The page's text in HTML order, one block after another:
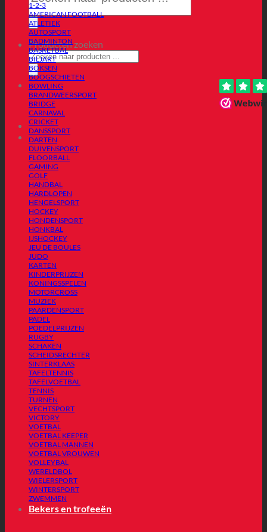
Producten zoeken
1-2-3
AMERICAN FOOTBALL
ATLETIEK
AUTOSPORT
BADMINTON
BASKETBAL
BILJART
BOKSEN
BOOGSCHIETEN
BOWLING
BRANDWEERSPORT
BRIDGE
CARNAVAL
CRICKET
DANSSPORT
DARTEN
DUIVENSPORT
FLOORBALL
GAMING
GOLF
HANDBAL
HARDLOPEN
HENGELSPORT
HOCKEY
HONDENSPORT
HONKBAL
IJSHOCKEY
JEU DE BOULES
JUDO
KARTEN
KINDERPRIJZEN
KONINGSSPELEN
MOTORCROSS
MUZIEK
PAARDENSPORT
PADEL
POEDELPRIJZEN
RUGBY
SCHAKEN
SCHEIDSRECHTER
SINTERKLAAS
TAFELTENNIS
TAFELVOETBAL
TENNIS
TURNEN
VECHTSPORT
VICTORY
VOETBAL
VOETBAL KEEPER
VOETBAL MANNEN
VOETBAL VROUWEN
VOLLEYBAL
WERELDBOL
WIELERSPORT
WINTERSPORT
ZWEMMEN
Bekers en trofeeën